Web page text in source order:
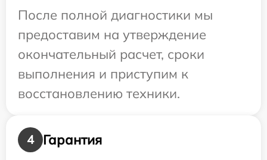
После полной диагностики мы
предоставим на утверждение
окончательный расчет, сроки
выполнения и приступим к
восстановлению техники.
4
Гарантия